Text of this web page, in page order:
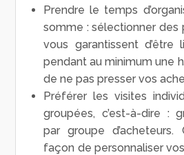
Prendre le temps
somme : sélectionner des
vous garantissent d’être
pendant au minimum une
de ne pas presser vos
Préférer les visites
groupées, c’est-à-dire :
par groupe d’acheteurs.
façon de personnaliser